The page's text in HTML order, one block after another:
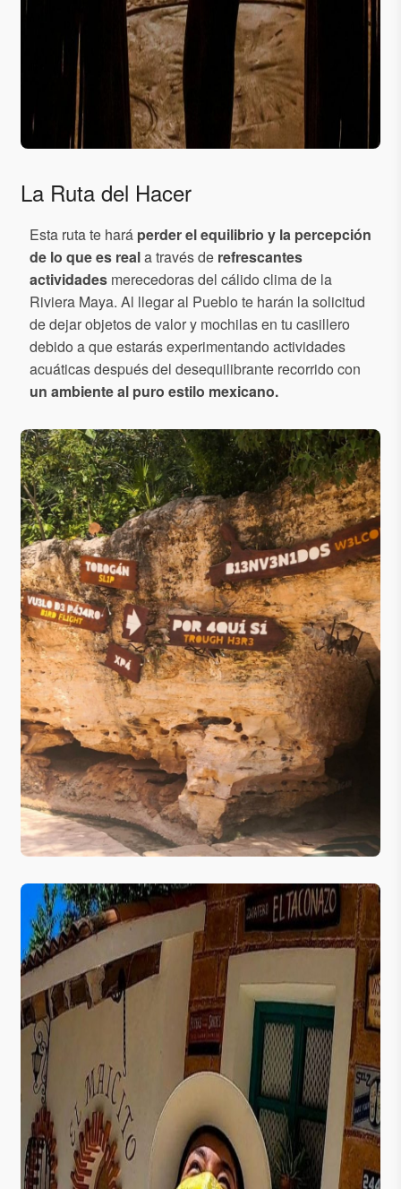
La Ruta del Hacer
Esta ruta te hará perder el equilibrio y la percepción
de lo que es reala través de refrescantes
actividades merecedoras del cálido clima de la
Riviera Maya. Al llegar al Pueblo te harán la solicitud
de dejar objetos de valor y mochilas en tu casillero
debido a que estarás experimentando actividades
acuáticas después del desequilibrante recorrido con
un ambiente al puro estilo mexicano.